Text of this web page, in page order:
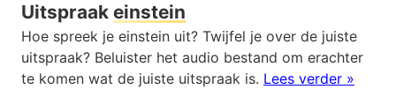
Uitspraak einstein
Hoe spreek je einstein uit? Twijfel je over de juiste
uitspraak? Beluister het audio bestand om erachter
te komen wat de juiste uitspraak is. Lees verder »